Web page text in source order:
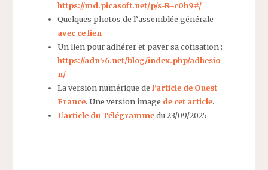
https://md.picasoft.net/p/s-R–c0b9#/
Quelques photos de l’assemblée générale
avec ce lien
Un lien pour adhérer et payer sa cotisation :
https://adn56.net/blog/index.php/adhesio
n/
La version numérique del’article de Ouest
France. Une version image de cet article.
L’article du Télégrammedu 23/09/2025